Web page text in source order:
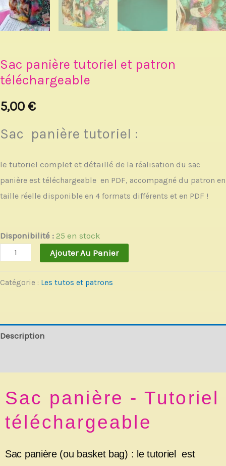
Sac panière tutoriel et patron
téléchargeable
5,00 €
Sac panière tutoriel :
le tutoriel complet et détaillé de la réalisation du sac
panière est téléchargeable en PDF, accompagné du patron en
taille réelle disponible en 4 formats différents et en PDF !
Disponibilité : 25 en stock
Ajouter Au Panier
Catégorie : Les tutos et patrons
Description
Sac panière - Tutoriel
téléchargeable
Sac panière (ou basket bag) : le tutoriel est